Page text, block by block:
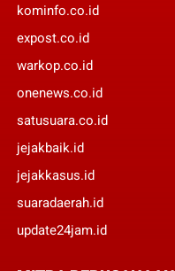
kominfo.co.id
expost.co.id
warkop.co.id
onenews.co.id
satusuara.co.id
jejakbaik.id
jejakkasus.id
suaradaerah.id
update24jam.id